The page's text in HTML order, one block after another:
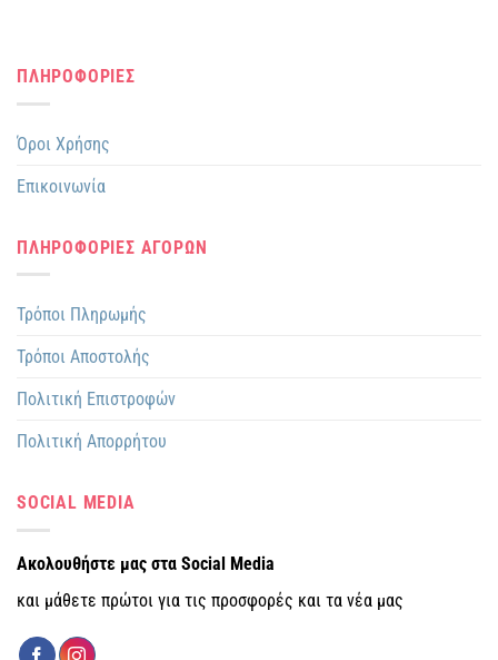
ΠΛΗΡΟΦΟΡΙΕΣ
Όροι Χρήσης
Επικοινωνία
ΠΛΗΡΟΦΟΡΙΕΣ ΑΓΟΡΩΝ
Τρόποι Πληρωμής
Τρόποι Αποστολής
Πολιτική Επιστροφών
Πολιτική Απορρήτου
SOCIAL MEDIA
Ακολουθήστε μας στα Social Media
και μάθετε πρώτοι για τις προσφορές και τα νέα μας